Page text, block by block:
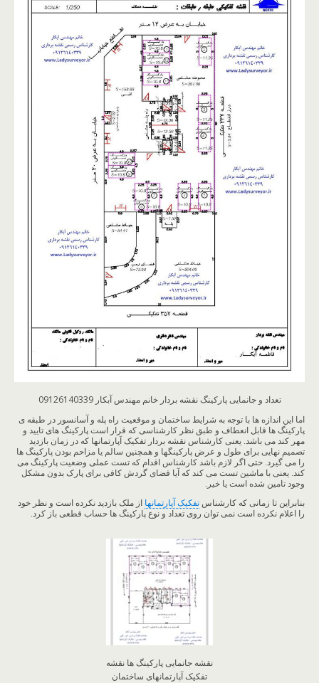
تعداد و جانمایی پارکینگ نقشه بردار خانم مهندس آبکار 09126140339
اما این اندازه ها با توجه به شرایط ساختمان و موقعیت راه پله و آسانسور در طبقه ی
پارکینگ ها قابل انعطاف و طبق نظر کارشناسی که قرار است پارکینگ های تایید و
مهر کند می باشد. یعنی کارشناس نقشه بردار تفکیک آپارتمانها که در زمان بازدید
تصمیم نهایی برای طول و عرض پارکینگها و همچنین سالم یا مزاحم بودن پارکینگ ها
را می گیرد. حتی اگر لازم باشد کارشناس اقدام که تست عملی وضعیت پارکینگ می
کند. یعنی با ماشین تست می کند که آیا فضای گردش کافی برای پارک بدون مشکل
وجود تامین شده است یا خیر.
بنابراین تا زمانی که کارشناس تفکیک آپارتمانها از ملک بازدید نکرده است و نظر خود
را اعلام نکرده است نمی توان روی تعداد و نوع پارکینگ ها حساب قطعی باز کرد.
نقشه جانمایی پارکینگ ها نقشه
تفکیک آپارتمانهای ساختمان